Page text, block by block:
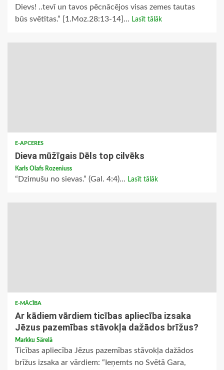
Dievs! ..tevī un tavos pēcnācējos visas zemes tautas
būs svētītas.” [1.Moz.28:13-14]... Lasīt tālāk
E-APCERES
Dieva mūžīgais Dēls top cilvēks
Karls Olafs Rozeniuss
“Dzimušu no sievas.” (Gal. 4:4)... Lasīt tālāk
E-MĀCĪBA
Ar kādiem vārdiem ticības apliecība izsaka
Jēzus pazemības stāvokļa dažādos brīžus?
Markku Särelä
Ticības apliecība Jēzus pazemības stāvokļa dažādos
brīžus izsaka ar vārdiem: “Ieņemts no Svētā Gara,